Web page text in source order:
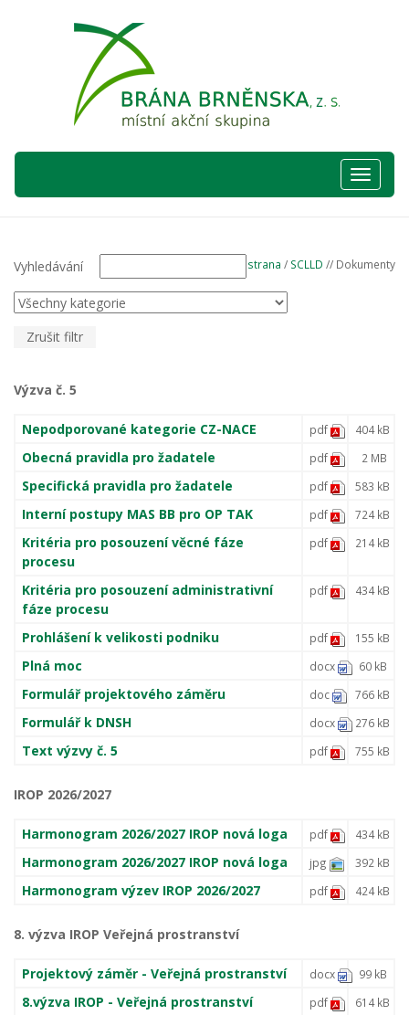
Hlavní
nabídka
Hlavní strana / SCLLD // Dokumenty
Vyhledávání
Zrušit filtr
Výzva č. 5
Nepodporované kategorie CZ-NACE pdf 404 kB
Obecná pravidla pro žadatele pdf 2 MB
Specifická pravidla pro žadatele pdf 583 kB
Interní postupy MAS BB pro OP TAK pdf 724 kB
Kritéria pro posouzení věcné fáze
procesu
pdf 214 kB
Kritéria pro posouzení administrativní
fáze procesu
pdf 434 kB
Prohlášení k velikosti podniku pdf 155 kB
Plná moc docx 60 kB
Formulář projektového záměru doc 766 kB
Formulář k DNSH docx 276 kB
Text výzvy č. 5 pdf 755 kB
IROP 2026/2027
Harmonogram 2026/2027 IROP nová loga pdf 434 kB
Harmonogram 2026/2027 IROP nová loga jpg 392 kB
Harmonogram výzev IROP 2026/2027 pdf 424 kB
8. výzva IROP Veřejná prostranství
Projektový záměr - Veřejná prostranství docx 99 kB
8.výzva IROP - Veřejná prostranství pdf 614 kB